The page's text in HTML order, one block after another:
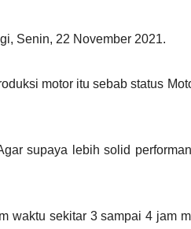
Senin, 22 November 2021.
motor itu sebab status
supaya lebih solid
waktu sekitar 3 sampai 4 jam